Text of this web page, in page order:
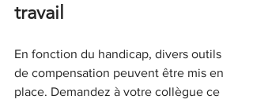
travail
En fonction du handicap, divers outils
de compensation peuvent être mis en
place. Demandez à votre collègue ce